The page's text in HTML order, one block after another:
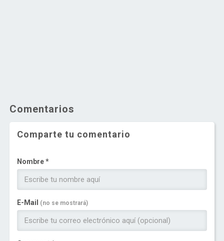
Comentarios
Comparte tu comentario
Nombre *
E-Mail (no se mostrará)